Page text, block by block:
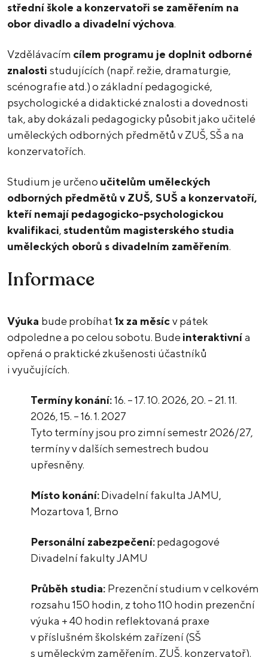
střední škole a konzervatoři se zaměřením na
obor divadlo a divadelní výchova.
Vzdělávacím cílem programu je doplnit odborné
znalosti studujících (např. režie, dramaturgie,
scénografie atd.) o základní pedagogické,
psychologické a didaktické znalosti a dovednosti
tak, aby dokázali pedagogicky působit jako učitelé
uměleckých odborných předmětů v ZUŠ, SŠ a na
konzervatořích.
Studium je určeno učitelům uměleckých
odborných předmětů v ZUŠ, SUŠ a konzervatoří,
kteří nemají pedagogicko-psychologickou
kvalifikaci,studentům magisterského studia
uměleckých oborů s divadelním zaměřením.
Informace
Výuka bude probíhat1x za měsícv pátek
odpoledne a po celou sobotu. Budeinteraktivnía
opřená o praktické zkušenosti účastníků
i vyučujících.
Termíny konání:16. – 17. 10. 2026, 20. – 21. 11.
2026, 15. – 16. 1. 2027
Tyto termíny jsou pro zimní semestr 2026/27,
termíny v dalších semestrech budou
upřesněny.
Místo konání:Divadelní fakulta JAMU,
Mozartova 1, Brno
Personální zabezpečení:pedagogové
Divadelní fakulty JAMU
Průběh studia: Prezenční studium v celkovém
rozsahu 150 hodin, z toho 110 hodin prezenční
výuka + 40 hodin reflektovaná praxe
v příslušném školském zařízení (SŠ
s uměleckým zaměřením, ZUŠ, konzervatoř).